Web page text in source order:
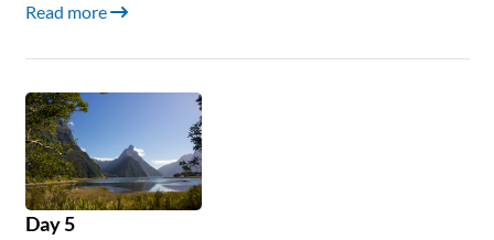
Read more
Day 5